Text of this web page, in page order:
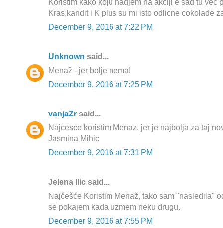
Koristim kako koju nadjem na akciji e sad tu vec
Kras,kandit i K plus su mi isto odlicne cokolade
December 9, 2016 at 7:22 PM
Unknown said...
Menaž - jer bolje nema!
December 9, 2016 at 7:25 PM
vanjaZr said...
Najcesce koristim Menaz, jer je najbolja za taj
Jasmina Mihic
December 9, 2016 at 7:31 PM
Jelena Ilic said...
Najčešće Koristim Menaž, tako sam "nasledila"
se pokajem kada uzmem neku drugu.
December 9, 2016 at 7:55 PM